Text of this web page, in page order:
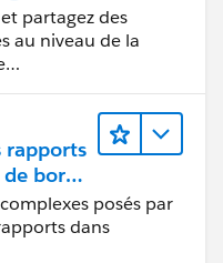
partagez des
au niveau de la
rapports
bord
posés par
dans